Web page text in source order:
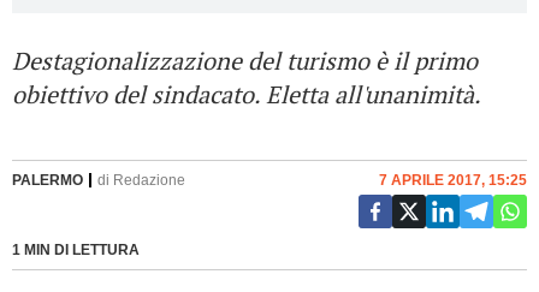
Destagionalizzazione del turismo è il primo
obiettivo del sindacato. Eletta all'unanimità.
PALERMO di Redazione
1 MIN DI LETTURA
7 APRILE 2017, 15:25